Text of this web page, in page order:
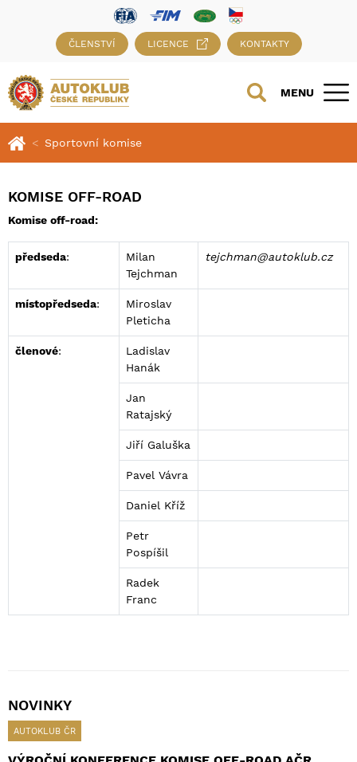
ČLENSTVÍ LICENCE KONTAKTY
MENU
Sportovní komise
KOMISE OFF-ROAD
Komise off-road:
předseda:
Milan
Tejchman
tejchman@autoklub.cz
místopředseda:
Miroslav
Pleticha
členové:
Ladislav
Hanák
Jan
Ratajský
Jiří Galuška
Pavel Vávra
Daniel Kříž
Petr
Pospíšil
Radek
Franc
NOVINKY
AUTOKLUB ČR